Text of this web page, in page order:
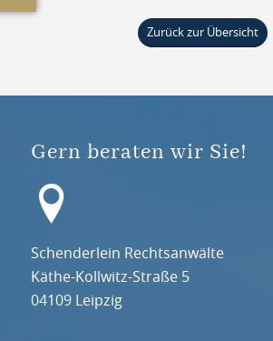
Zurück zur Übersicht
Gern beraten wir Sie!
Schenderlein Rechtsanwälte
Käthe-Kollwitz-Straße 5
04109 Leipzig